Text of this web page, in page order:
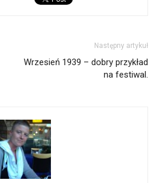
Następny artykuł
Wrzesień 1939 – dobry przykład
na festiwal.